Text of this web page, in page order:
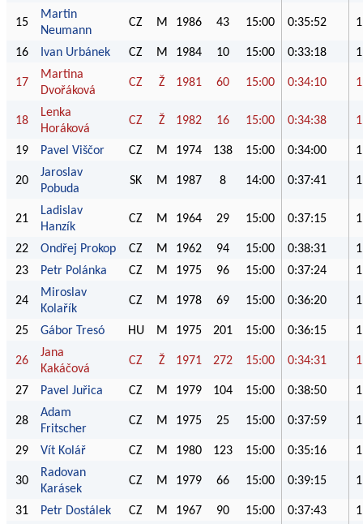
15
Martin
Neumann
CZ M 1986 43 15:00 0:35:52
16 Ivan Urbánek CZ M 1984 10 15:00 0:33:18
17
Martina
Dvořáková
CZ Ž 1981 60 15:00 0:34:10
18
Lenka
Horáková
CZ Ž 1982 16 15:00 0:34:38
19 Pavel Viščor CZ M 1974 138 15:00 0:34:00
20
Jaroslav
Pobuda
SK M 1987 8 14:00 0:37:41
21
Ladislav
Hanzík
CZ M 1964 29 15:00 0:37:15
22 Ondřej Prokop CZ M 1962 94 15:00 0:38:31
23
Petr Polánka CZ M 1975 96 15:00 0:37:24
24
Miroslav
Kolařík
CZ M 1978 69 15:00 0:36:20
25 Gábor Tresó HU M 1975 201 15:00 0:36:15
26
Jana
Kakáčová
CZ Ž 1971 272 15:00 0:34:31
27 Pavel Juřica CZ M 1979 104 15:00 0:38:50
28
Adam
Fritscher
CZ M 1975 25 15:00 0:37:59
29 Vít Kolář CZ M 1980 123 15:00 0:35:16
30
Radovan
Karásek
CZ M 1979 66 15:00 0:39:15
31 Petr Dostálek CZ M 1967 90 15:00 0:37:43